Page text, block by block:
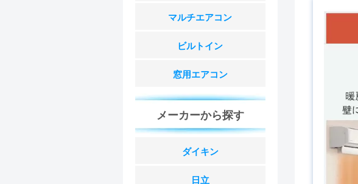
マルチエアコン
ビルトイン
窓用エアコン
メーカーから探す
ダイキン
日立